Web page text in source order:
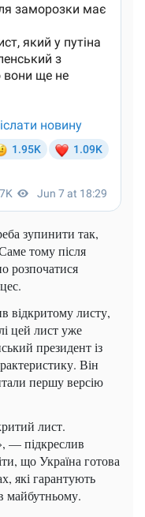
зупинити так,
тому після
розпочатися
відкритому листу,
цей лист уже
президент із
Він
першу версію
лист.
— підкреслив
що Україна готова
які гарантують
майбутньому.